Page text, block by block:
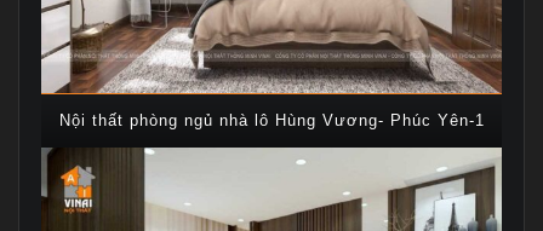
Nội thất phòng ngủ nhà lô Hùng Vương- Phúc Yên-1